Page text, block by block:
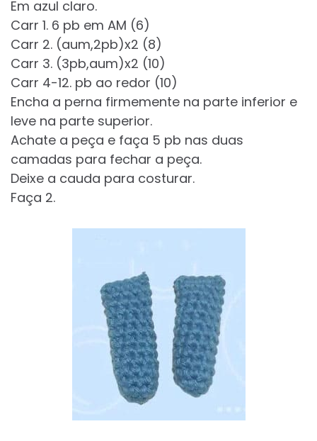
Em azul claro.
Carr 1. 6 pb em AM (6)
Carr 2. (aum,2pb)x2 (8)
Carr 3. (3pb,aum)x2 (10)
Carr 4-12. pb ao redor (10)
Encha a perna firmemente na parte inferior e
leve na parte superior.
Achate a peça e faça 5 pb nas duas
camadas para fechar a peça.
Deixe a cauda para costurar.
Faça 2.